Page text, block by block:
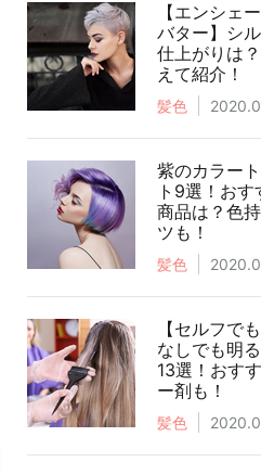
【エンシェ
バター】シ
仕上がりは
えて紹介！
髪色
紫のカラー
ト9選！お
商品は？色
ツも！
髪色
【セルフで
なしでも明
13選！おす
ー剤も！
髪色